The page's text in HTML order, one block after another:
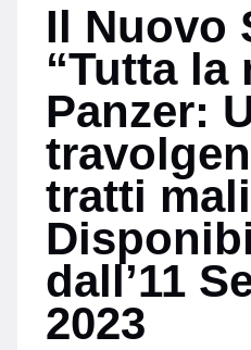
Il Nuovo
“Tutta la
Panzer:
tratti
dall’11
2023